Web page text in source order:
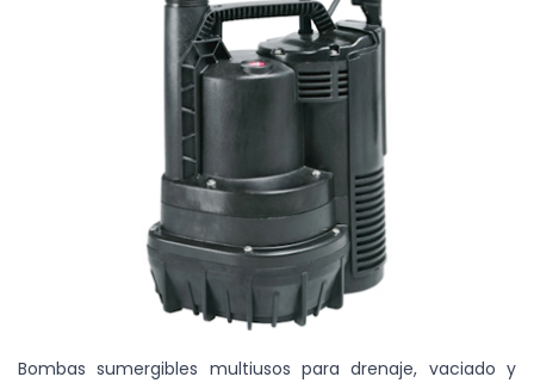
Bombas sumergibles multiusos para drenaje, vaciado y